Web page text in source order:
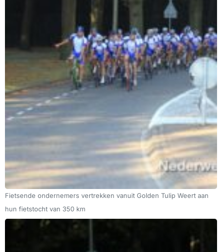
Fietsende ondernemers vertrekken vanuit Golden Tulip Weert aan
hun fietstocht van 350 km